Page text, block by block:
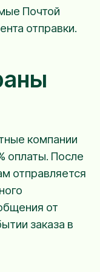
Почтой
отправки.
компании
оплаты. После
отправляется
от
заказа в